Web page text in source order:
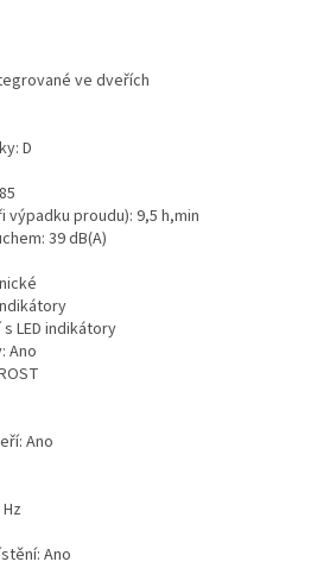
ve dveřích
D
výpadku proudu): 9,5 h,min
39 dB(A)
LED indikátory
Ano
Ano
Ano